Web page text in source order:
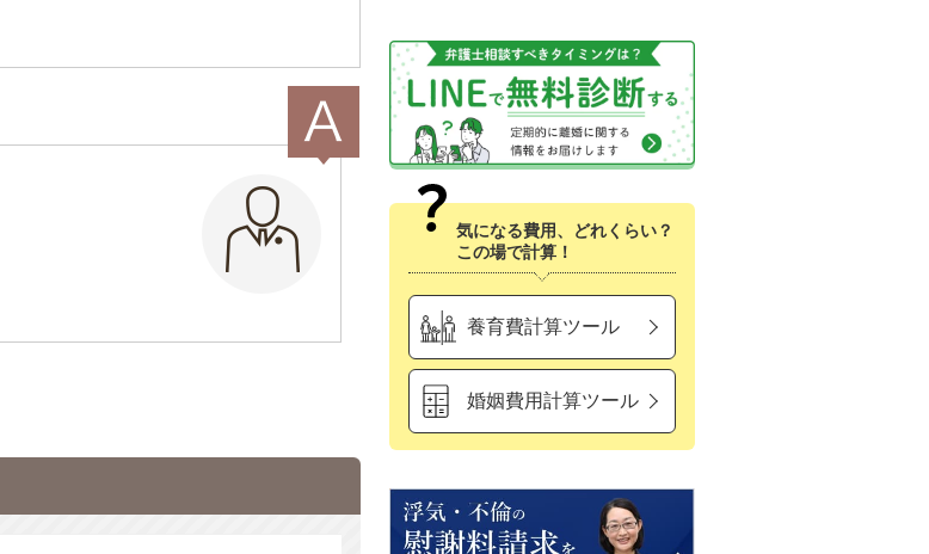
気になる費用、どれくらい？
この場で計算！
養育費計算ツール
婚姻費用計算ツール